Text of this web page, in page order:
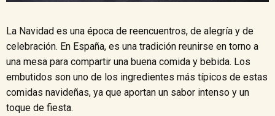
La Navidad es una época de reencuentros, de alegría y de
celebración. En España, es una tradición reunirse en torno a
una mesa para compartir una buena comida y bebida. Los
embutidos son uno de los ingredientes más típicos de estas
comidas navideñas, ya que aportan un sabor intenso y un
toque de fiesta.